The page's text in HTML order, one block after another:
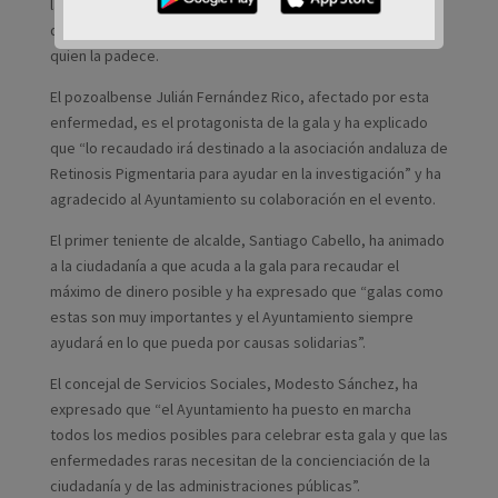
la retinosis pigmentaria, una enfermedad rara y
degenerativa que produce ceguera prácticamente total en
quien la padece.
El pozoalbense Julián Fernández Rico, afectado por esta
enfermedad, es el protagonista de la gala y ha explicado
que “lo recaudado irá destinado a la asociación andaluza de
Retinosis Pigmentaria para ayudar en la investigación” y ha
agradecido al Ayuntamiento su colaboración en el evento.
El primer teniente de alcalde, Santiago Cabello, ha animado
a la ciudadanía a que acuda a la gala para recaudar el
máximo de dinero posible y ha expresado que “galas como
estas son muy importantes y el Ayuntamiento siempre
ayudará en lo que pueda por causas solidarias”.
El concejal de Servicios Sociales, Modesto Sánchez, ha
expresado que “el Ayuntamiento ha puesto en marcha
todos los medios posibles para celebrar esta gala y que las
enfermedades raras necesitan de la concienciación de la
ciudadanía y de las administraciones públicas”.